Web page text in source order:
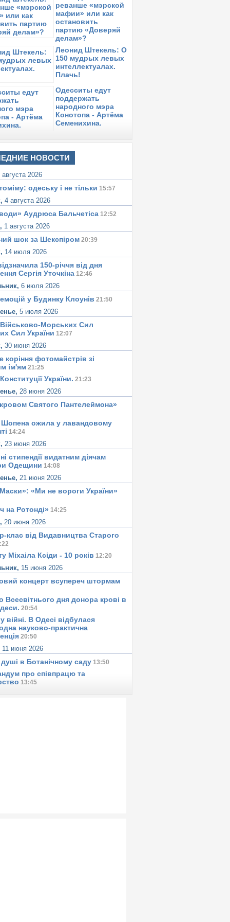
25 июня 2014в 14:12:
Союз нуждается в
энергетическом союзе
25 июня 2014в 14:09:
Эдмонтоне открывается
в мире предприятие по
отходов в биотопливо
16 июня 2014в 17:15:
энергетика растет год от года
13 июня 2014в 16:10:
электромобилей развивается
рынка гибридов
реванше «мэрской
мафии» или как
остановить
партию «Доверяй
делам»?
Леонид Штекель: О
150 мудрых левых
интеллектуалах.
Плачь!
Одесситы едут
поддержать
народного мэра
Конотопа - Артёма
Семенихина.
НОВОСТИ
августа 2026
одеську i не тiльки 15:57
4 августа 2026
Аудрюса Бальчетiса 12:52
1 августа 2026
шок за Шекспіром 20:39
14 июля 2026
150-річчя від дня
Сергія Уточкіна 12:46
6 июля 2026
у Будинку Клоунів 21:50
5 июля 2026
Морських Сил
Сил України 12:07
30 июня 2026
корiння фотомайстрiв зі
iм'ям 21:25
України. 21:23
28 июня 2026
Святого Пантелеймона»
Шопена ожила у лавандовому
14:24
23 июня 2026
стипендії видатним діячам
Одещини 14:08
21 июня 2026
«Ми не вороги України»
на Ротонді» 14:25
20 июня 2026
клас від Видавництва Старого
Міхаіла Ксіди - 10 років 12:20
15 июня 2026
концерт всупереч штормам
Всесвітнього дня донора крові в
20:54
у вiйнi. В Одесi вiдбулася
науково-практична
20:50
11 июня 2026
душi в Ботанiчному саду 13:50
про співпрацю та
13:45